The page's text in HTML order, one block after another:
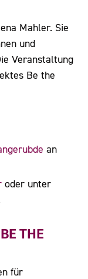
Mahler. Sie
und
Veranstaltung
Be the
an
oder unter
THE
für